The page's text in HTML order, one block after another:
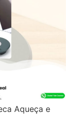
Aqueça e